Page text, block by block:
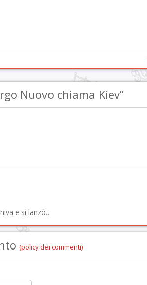
Nuovo chiama Kiev”
e si lanzò…
(policy dei commenti)